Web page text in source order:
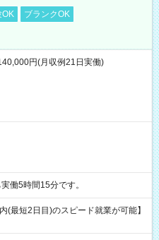
OK
ブランクOK
円(月収例21日実働)
うち実働5時間15分です。
(最短2日目)のスピード就業が可能】